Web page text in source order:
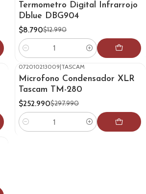
Termometro Digital Infrarrojo
Dblue DBG904
$8.790$12.990
Cantidad
-15% OFF
072010213009|TASCAM
Microfono Condensador XLR
Tascam TM-280
$252.990$297.990
Cantidad